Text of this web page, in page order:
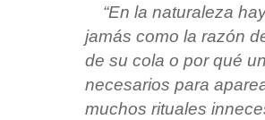
“En la naturaleza
jamás como la razón
de su cola o por qué
necesarios para
muchos rituales